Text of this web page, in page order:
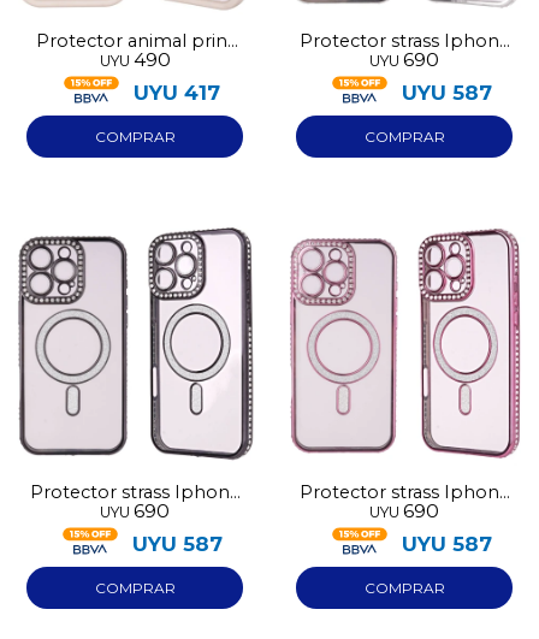
Protector animal print
blanco Iphone 13
UYU 490
UYU 417
Protector strass Iphone
13 plata
UYU 690
UYU 587
Protector strass Iphone
13 negro
UYU 690
UYU 587
Protector strass Iphone
13 rosa
UYU 690
UYU 587